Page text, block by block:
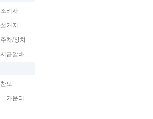
조리사
설거지
주차/장치
시급알바
찬모
카운터